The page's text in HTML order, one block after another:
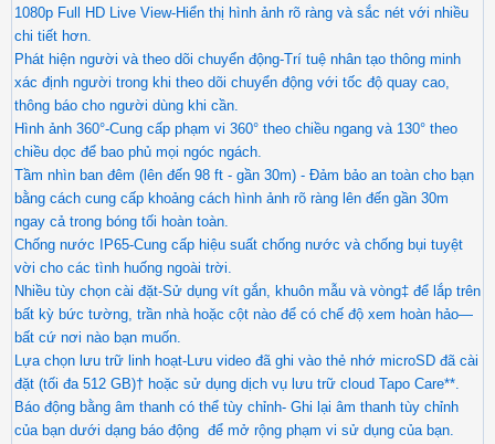
1080p Full HD Live View-Hiển thị hình ảnh rõ ràng và sắc nét với nhiều
chi tiết hơn.
Phát hiện người và theo dõi chuyển động-Trí tuệ nhân tạo thông minh
xác định người trong khi theo dõi chuyển động với tốc độ quay cao,
thông báo cho người dùng khi cần.
Hình ảnh 360°-Cung cấp phạm vi 360° theo chiều ngang và 130° theo
chiều dọc để bao phủ mọi ngóc ngách.
Tầm nhìn ban đêm (lên đến 98 ft - gần 30m) - Đảm bảo an toàn cho bạn
bằng cách cung cấp khoảng cách hình ảnh rõ ràng lên đến gần 30m
ngay cả trong bóng tối hoàn toàn.
Chống nước IP65-Cung cấp hiệu suất chống nước và chống bụi tuyệt
vời cho các tình huống ngoài trời.
Nhiều tùy chọn cài đặt-Sử dụng vít gắn, khuôn mẫu và vòng‡ để lắp trên
bất kỳ bức tường, trần nhà hoặc cột nào để có chế độ xem hoàn hảo—
bất cứ nơi nào bạn muốn.
Lựa chọn lưu trữ linh hoạt-Lưu video đã ghi vào thẻ nhớ microSD đã cài
đặt (tối đa 512 GB)† hoặc sử dụng dịch vụ lưu trữ cloud Tapo Care**.
Báo động bằng âm thanh có thể tùy chỉnh- Ghi lại âm thanh tùy chỉnh
của bạn dưới dạng báo động để mở rộng phạm vi sử dụng của bạn.